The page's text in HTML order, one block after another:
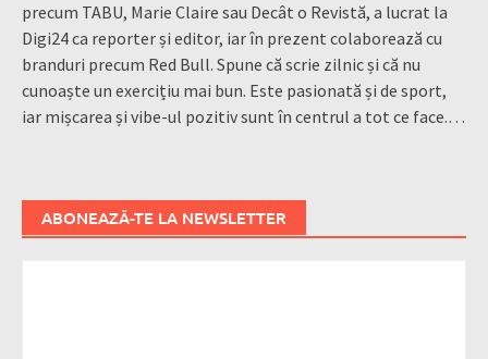
precum TABU, Marie Claire sau Decât o Revistă, a lucrat la
Digi24 ca reporter și editor, iar în prezent colaborează cu
branduri precum Red Bull. Spune că scrie zilnic și că nu
cunoaște un exercițiu mai bun. Este pasionată și de sport,
iar mișcarea și vibe-ul pozitiv sunt în centrul a tot ce face.…
ABONEAZĂ-TE LA NEWSLETTER